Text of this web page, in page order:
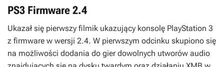
PS3 Firmware 2.4
Ukazał się pierwszy filmik ukazujący konsolę PlayStation 3
z firmware w wersji 2.4. W pierwszym odcinku skupiono się
na możliwości dodania do gier dowolnych utworów audio